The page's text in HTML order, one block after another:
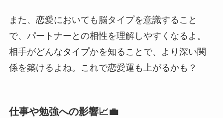
また、恋愛においても脳タイプを意識すること
で、パートナーとの相性を理解しやすくなるよ。
相手がどんなタイプかを知ることで、より深い関
係を築けるよね。これで恋愛運も上がるかも？
仕事や勉強への影響📈💼